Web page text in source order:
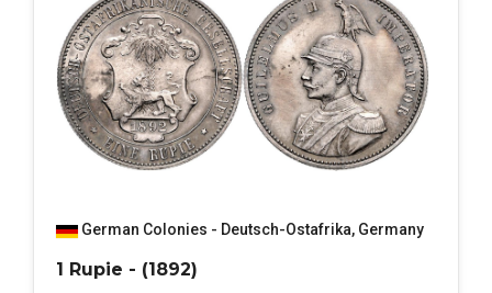
German Colonies - Deutsch-Ostafrika, Germany
1 Rupie - (1892)